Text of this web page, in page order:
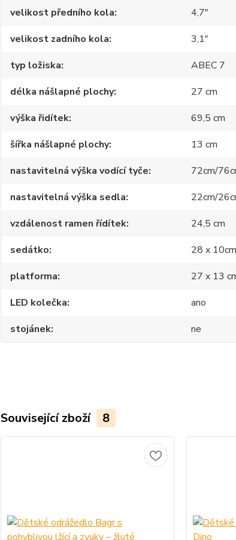
velikost předního kola
4,7"
velikost zadního kola
3,1"
typ ložiska
ABEC 7
délka nášlapné plochy
27 cm
výška řidítek
69,5 cm
šířka nášlapné plochy
13 cm
nastavitelná výška vodící tyče
72cm/
nastavitelná výška sedla
22cm/
vzdálenost ramen řídítek
24,5 cm
sedátko
28 x 10cm
platforma
27 x 13
LED kolečka
ano
stojánek
ne
Související zboží 8